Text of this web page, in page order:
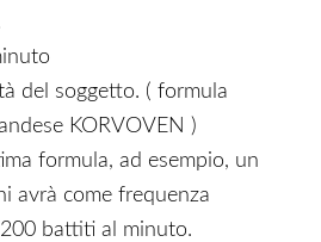
del soggetto. ( formula
KORVOVEN )
formula, ad esempio, un
avrà come frequenza
battiti al minuto.